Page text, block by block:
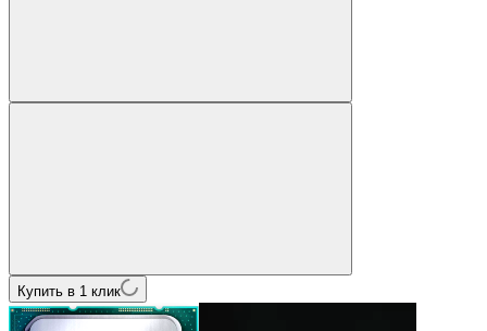
Купить в 1 клик